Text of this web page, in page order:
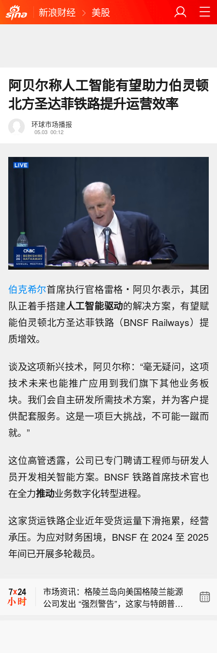
新浪财经 美股
阿贝尔称人工智能有望助力伯灵顿
北方圣达菲铁路提升运营效率
环球市场播报
05.03 00:12
伯克希尔首席执行官格雷格・阿贝尔表示，其团
队正着手搭建人工智能驱动的解决方案，有望赋
能伯灵顿北方圣达菲铁路（BNSF Railways）提
质增效。
谈及这项新兴技术，阿贝尔称：“毫无疑问，这项
技术未来也能推广应用到我们旗下其他业务板
块。我们会自主研发所需技术方案，并为客户提
供配套服务。这是一项巨大挑战，不可能一蹴而
就。”
这位高管透露，公司已专门聘请工程师与研发人
员开发相关智能方案。BNSF 铁路首席技术官也
在全力推动业务数字化转型进程。
这家货运铁路企业近年受货运量下滑拖累，经营
承压。为应对财务困境，BNSF 在 2024 至 2025
年间已开展多轮裁员。
扩产方案。
市场资讯：格陵兰岛向美国格陵兰能源
公司发出 “强烈警告”，这家与特朗普存